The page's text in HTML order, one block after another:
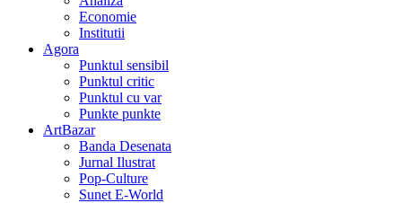
Economie
Institutii
Agora
Punktul sensibil
Punktul critic
Punktul cu var
Punkte punkte
ArtBazar
Banda Desenata
Jurnal Ilustrat
Pop-Culture
Sunet E-World